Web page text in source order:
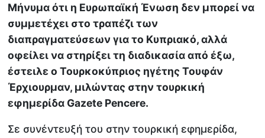
Μήνυμα ότι η Ευρωπαϊκή Ένωση δεν μπορεί να
συμμετέχει στο τραπέζι των
διαπραγματεύσεων για το Κυπριακό, αλλά
οφείλει να στηρίξει τη διαδικασία από έξω,
έστειλε ο Τουρκοκύπριος ηγέτης Τουφάν
Έρχιουρμαν, μιλώντας στην τουρκική
εφημερίδα Gazete Pencere.
Σε συνέντευξή του στην τουρκική εφημερίδα,